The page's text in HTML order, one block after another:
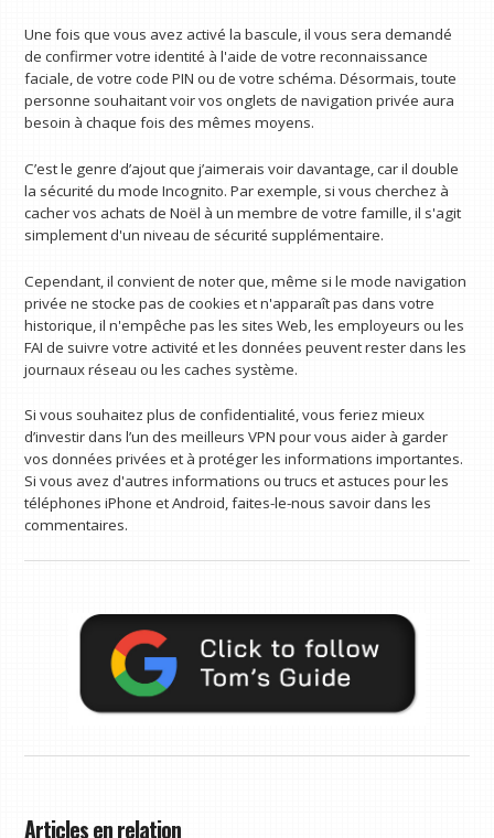
Une fois que vous avez activé la bascule, il vous sera demandé
de confirmer votre identité à l'aide de votre reconnaissance
faciale, de votre code PIN ou de votre schéma. Désormais, toute
personne souhaitant voir vos onglets de navigation privée aura
besoin à chaque fois des mêmes moyens.
C’est le genre d’ajout que j’aimerais voir davantage, car il double
la sécurité du mode Incognito. Par exemple, si vous cherchez à
cacher vos achats de Noël à un membre de votre famille, il s'agit
simplement d'un niveau de sécurité supplémentaire.
Cependant, il convient de noter que, même si le mode navigation
privée ne stocke pas de cookies et n'apparaît pas dans votre
historique, il n'empêche pas les sites Web, les employeurs ou les
FAI de suivre votre activité et les données peuvent rester dans les
journaux réseau ou les caches système.
Si vous souhaitez plus de confidentialité, vous feriez mieux
d’investir dans l’un des meilleurs VPN pour vous aider à garder
vos données privées et à protéger les informations importantes.
Si vous avez d'autres informations ou trucs et astuces pour les
téléphones iPhone et Android, faites-le-nous savoir dans les
commentaires.
Articles en relation